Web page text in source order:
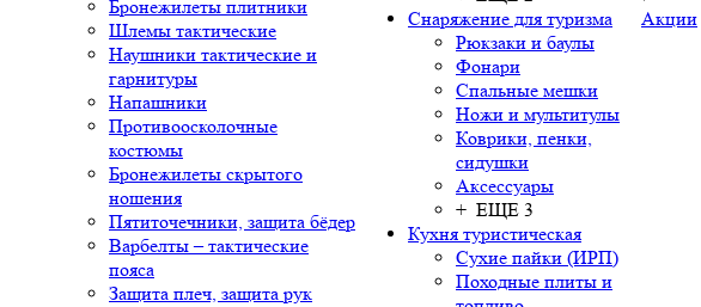
Бронежилеты плитники
Шлемы тактические
Наушники тактические и
гарнитуры
Напашники
Противоосколочные
костюмы
Бронежилеты скрытого
ношения
Пятиточечники, защита бёдер
Варбелты – тактические
пояса
Защита плеч, защита рук
Снаряжение для туризма
Рюкзаки и баулы
Фонари
Спальные мешки
Ножи и мультитулы
Коврики, пенки,
сидушки
Аксессуары
+ ЕЩЕ 3
Кухня туристическая
Сухие пайки (ИРП)
Походные плиты и
Акции